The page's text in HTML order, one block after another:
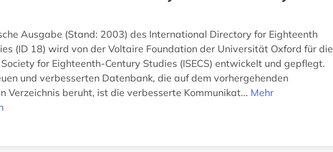
Ausgabe (Stand: 2003) des International Directory for Eighteenth
(ID 18) wird von der Voltaire Foundation der Universität Oxford für die
for Eighteenth-Century Studies (ISECS) entwickelt und gepflegt.
und verbesserten Datenbank, die auf dem vorhergehenden
Verzeichnis beruht, ist die verbesserte Kommunikat... Mehr